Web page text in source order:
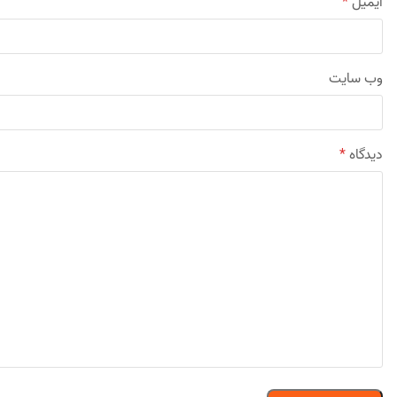
وب‌ سایت
دیدگاه*